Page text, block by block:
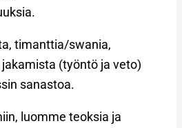
timanttia/swania,
(työntö ja veto)
sanastoa.
luomme teoksia ja